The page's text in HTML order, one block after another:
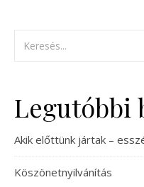
Legutóbbi
Akik előttünk jártak –
Köszönetnyilvánítás